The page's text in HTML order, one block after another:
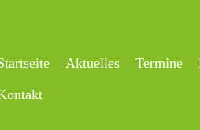
Aktuelles Termine